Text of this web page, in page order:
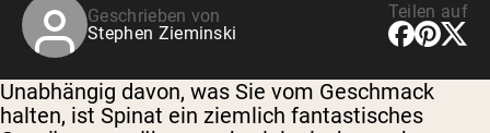
Geschrieben von
Stephen Zieminski
Teilen auf
Unabhängig davon, was Sie vom Geschmack
halten, ist Spinat ein ziemlich fantastisches